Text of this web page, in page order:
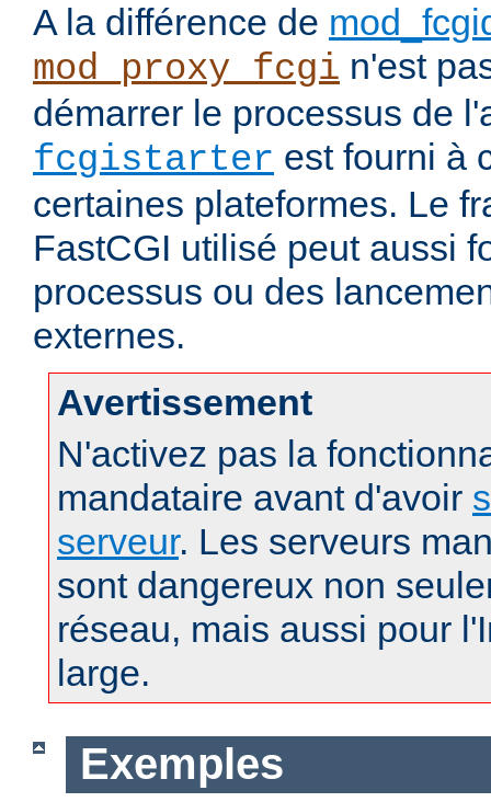
A la différence de
mod_proxy_fcgi n'est
démarrer le processus de
fcgistarter est fourni à
certaines plateformes. Le
FastCGI utilisé peut aussi
processus ou des
externes.
Avertissement
N'activez pas la
mandataire avant d'avoir
serveur. Les serveurs
sont dangereux non
réseau, mais aussi pour
large.
Exemples